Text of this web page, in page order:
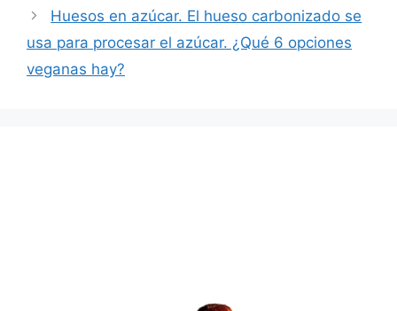
Huesos en azúcar. El hueso carbonizado se
usa para procesar el azúcar. ¿Qué 6 opciones
veganas hay?